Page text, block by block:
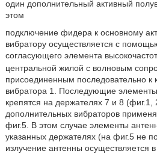
один дополнительный активный
этом
подключение фидера к основному
вибратору осуществляется с
согласующего элемента
центральной жилой с волновым
присоединенным последовательно к
вибратора 1. Последующие
крепятся на держателях 7 и 8
дополнительных вибраторов
фиг.5. В этом случае элементы
указанных держателях (на фиг.5 не
излучение антенны осуществляется